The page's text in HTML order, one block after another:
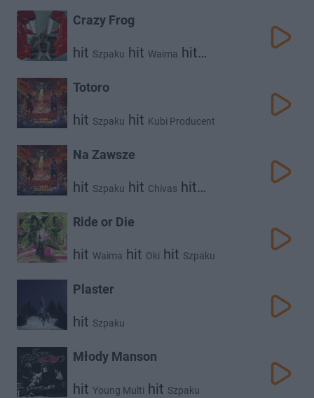
Po Prostu Kajtek
Crazy Frog
hit Szpaku hit Waima hit
Totoro
hit Szpaku hit Kubi Producent
Na Zawsze
hit Szpaku hit Chivas hit
Ride or Die
hit Waima hit Oki hit Szpaku
Plaster
hit Szpaku
Młody Manson
hit Young Multi hit Szpaku